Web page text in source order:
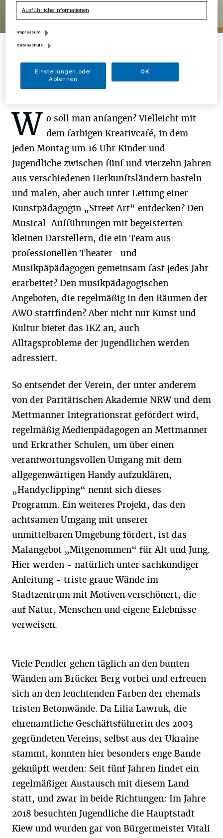
Gute Laune beim IKZ.
W o soll man anfangen? Vielleicht mit
dem farbigen Kreativcafé, in dem
jeden Montag um 16 Uhr Kinder und
Jugendliche zwischen fünf und vierzehn Jahren
aus verschiedenen Herkunftsländern basteln
und malen, aber auch unter Leitung einer
Kunstpädagogin „Street Art“ entdecken? Den
Musical-Aufführungen mit begeisterten
kleinen Darstellern, die ein Team aus
professionellen Theater- und
Musikpäpädagogen gemeinsam fast jedes Jahr
erarbeitet? Den musikpädagogischen
Angeboten, die regelmäßig in den Räumen der
AWO stattfinden? Aber nicht nur Kunst und
Kultur bietet das IKZ an, auch
Alltagsprobleme der Jugendlichen werden
adressiert.
So entsendet der Verein, der unter anderem
von der Paritätischen Akademie NRW und dem
Mettmanner Integrationsrat gefördert wird,
regelmäßig Medienpädagogen an Mettmanner
und Erkrather Schulen, um über einen
verantwortungsvollen Umgang mit dem
allgegenwärtigen Handy aufzuklären,
„Handyclipping“ nennt sich dieses
Programm. Ein weiteres Projekt, das den
achtsamen Umgang mit unserer
unmittelbaren Umgebung fördert, ist das
Malangebot „Mitgenommen“ für Alt und Jung.
Hier werden - natürlich unter sachkundiger
Anleitung - triste graue Wände im
Stadtzentrum mit Motiven verschönert, die
auf Natur, Menschen und eigene Erlebnisse
verweisen.
Viele Pendler gehen täglich an den bunten
Wänden am Brücker Berg vorbei und erfreuen
sich an den leuchtenden Farben der ehemals
tristen Betonwände. Da Lilia Lawruk, die
ehrenamtliche Geschäftsführerin des 2003
gegründeten Vereins, selbst aus der Ukraine
stammt, konnten hier besonders enge Bande
geknüpft werden: Seit fünf Jahren findet ein
regelmäßiger Austausch mit diesem Land
statt, und zwar in beide Richtungen: Im Jahre
2018 besuchten Jugendliche die Hauptstadt
Kiew und wurden gar von Bürgermeister Vitali
Ausführliche Informationen
Impressum
Datenschutz
Einstellungen oder
Ablehnen
OK